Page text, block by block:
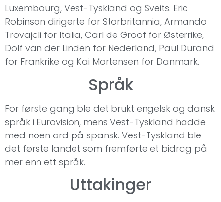
Luxembourg, Vest-Tyskland og Sveits. Eric
Robinson dirigerte for Storbritannia, Armando
Trovajoli for Italia, Carl de Groof for Østerrike,
Dolf van der Linden for Nederland, Paul Durand
for Frankrike og Kai Mortensen for Danmark.
Språk
For første gang ble det brukt engelsk og dansk
språk i Eurovision, mens Vest-Tyskland hadde
med noen ord på spansk. Vest-Tyskland ble
det første landet som fremførte et bidrag på
mer enn ett språk.
Uttakinger